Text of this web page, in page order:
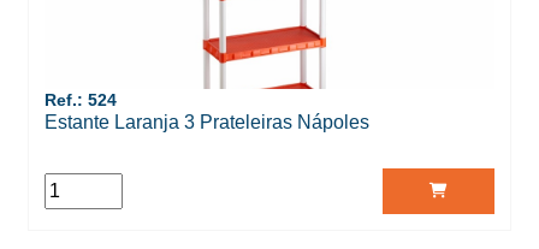
Ref.: 524
Estante Laranja 3 Prateleiras Nápoles